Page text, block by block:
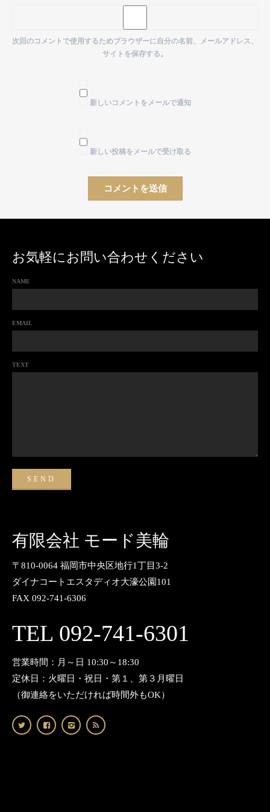
次回のコメントで使用するためブラウザーに自分の名前、メールアドレス、
サイトを保存する。
新しいコメントをメールで通知
新しい投稿をメールで受け取る
お気軽にお問い合わせください
NAME
EMAIL
TEXT
有限会社 モード美輪
〒810-0064 福岡市中央区地行1丁目3-2
ダイナコートエスタディオ大濠公園101
FAX 092-741-6306
TEL 092-741-6301
営業時間：月～日 10:30～18:30
定休日：火曜日・祝日・第１、第３月曜日
（御連絡をいただければ時間外もOK）